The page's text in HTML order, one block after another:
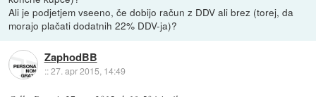
Ali je podjetjem vseeno, če dobijo račun z DDV ali brez (torej, da
morajo plačati dodatnih 22% DDV-ja)?
ZaphodBB
::27. apr 2015, 14:49